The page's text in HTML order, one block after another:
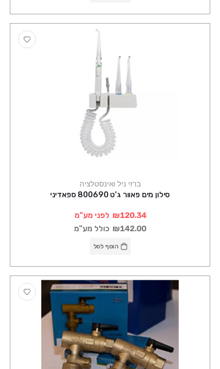
ברזי ניל ואינסטלציה
סילון מים פאוור ג'ט 800690 ספאדיני
₪120.34 לפני מע"מ
₪142.00 כולל מע"מ
הוסף לסל